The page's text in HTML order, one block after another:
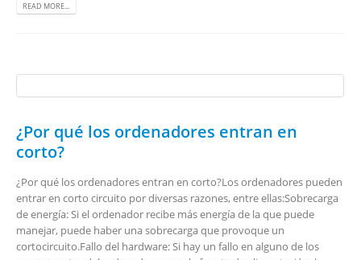
READ MORE...
¿Por qué los ordenadores entran en
corto?
¿Por qué los ordenadores entran en corto?Los ordenadores pueden
entrar en corto circuito por diversas razones, entre ellas:Sobrecarga
de energía: Si el ordenador recibe más energía de la que puede
manejar, puede haber una sobrecarga que provoque un
cortocircuito.Fallo del hardware: Si hay un fallo en alguno de los